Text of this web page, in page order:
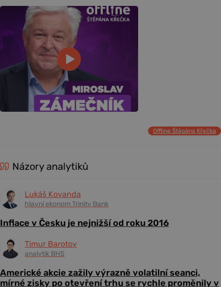
Offline Štěpána Křečka
Názory analytiků
Lukáš Kovanda
hlavní ekonom Trinity Bank
Inflace v Česku je nejnižší od roku 2016
Timur Barotov
analytik BHS
Americké akcie zažily výrazně volatilní seanci,
mírné zisky po otevření trhu se rychle proměnily v